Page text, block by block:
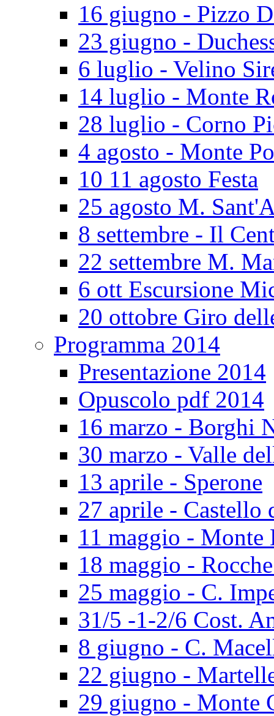
16 giugno - Pizzo
23 giugno -
6 luglio - Velino
14 luglio - Monte
28 luglio - Corno
4 agosto - Monte
10 11 agosto Festa
25 agosto M.
8 settembre - Il
22 settembre M.
6 ott Escursione
20 ottobre Giro
Programma 2014
Presentazione 2014
Opuscolo pdf 2014
16 marzo - Borghi
30 marzo - Valle
13 aprile - Sperone
27 aprile - Castello
11 maggio - Monte
18 maggio -
25 maggio - C.
31/5 -1-2/6 Cost.
8 giugno - C.
22 giugno -
29 giugno - Monte